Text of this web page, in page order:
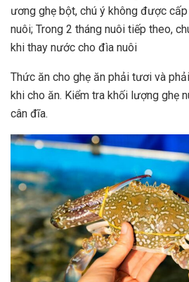
ương ghẹ bột, chú ý không được
nuôi; Trong 2 tháng nuôi tiếp theo,
khi thay nước cho đìa nuôi
Thức ăn cho ghẹ ăn phải tươi và
khi cho ăn. Kiểm tra khối lượng ghẹ
cân đĩa.